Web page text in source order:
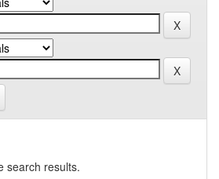
search results.